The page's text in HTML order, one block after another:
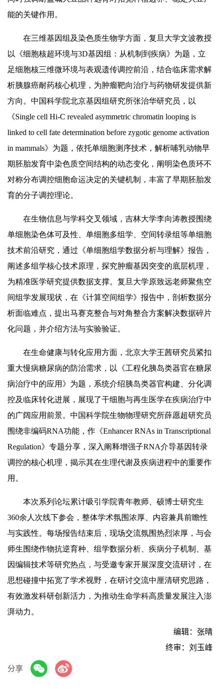
能的关键作用。
在三维基因组及染色质生物学方面，复旦大学文波教授
以《细胞核超环境与3D基因组：从机制到疾病》为题，立
足细胞核三维微环境与表观遗传调控前沿，结合临床需求解
析胰腺癌耐药核心机理，为肿瘤靶向治疗与药物研发提供新
方向。中国科学院北京基因组研究所张治华研究员，以
《Single cell Hi-C revealed asymmetric chromatin looping is
linked to cell fate determination before zygotic genome activation
in mammals》为题，依托单细胞测序技术，解析哺乳动物早
期胚胎发育中染色质空间结构的动态变化，阐明染色质环不
对称分布调控细胞命运决定的关键机制，丰富了早期胚胎发
育的分子调控理论。
在生物信息与学科交叉领域，吉林大学李向涛教授围绕
单细胞染色体可及性、单细胞多组学、空间转录组等单细胞
技术前沿研究，通过《单细胞组学数据分析与理解》报告，
阐述多组学核心技术原理，探究肿瘤基因突变的底层机理，
为精准医学研究提供数据支撑。复旦大学原致远老师聚焦空
间组学发展现状，在《计算空间组学》报告中，剖析数据分
析面临难点，提出马赛克整合与对角整合方案解决数据碎片
化问题，并介绍方法与实验验证。
在生命健康与转化应用方面，北京大学王茜研究员紧扣
重大慢病糖尿病的防治需求，以《工程化胰岛类器官在糖尿
病治疗中的应用》为题，系统介绍胰岛类器官构建、分化调
控及临床转化进展，展现了干细胞与再生医学在疾病治疗中
的广阔应用前景。中国科学院生物物理研究所薛愿超研究员
围绕非编码RNA功能，作《Enhancer RNAs in Transcriptional
Regulation》专题分享，深入阐释增强子RNA介导基因转录
调控的核心机理，揭示其在生理代谢及疾病进程中的重要作
用。
本次系列论坛累计吸引学院青年教师、硕博士研究生
360余人次线下参会，整体学术氛围浓厚、内容兼具前瞻性
与实践性。每场报告结束后，现场交流氛围热烈浓厚，与会
师生围绕作物抗逆育种、组学数据分析、疾病分子机制、基
因编辑技术等研究热点，与受邀专家开展深度交流研讨，在
思想碰撞中拓宽了学术视野，在研讨交流中厘清研究思路，
有效激发科研创新活力，为推动生命学科高质量发展注入澎
湃动力。
编辑：张晴
终审：刘玉峰
分享